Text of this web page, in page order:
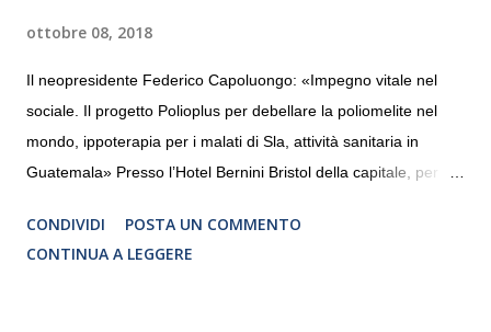
ottobre 08, 2018
Il neopresidente Federico Capoluongo: «Impegno vitale nel
sociale. Il progetto Polioplus per debellare la poliomelite nel
mondo, ippoterapia per i malati di Sla, attività sanitaria in
Guatemala» Presso l’Hotel Bernini Bristol della capitale, per la
programmazione del Rotary Club Roma Sud-Est che festeggia
i quaranta anni di attività. Un’occasione per raccontare al
CONDIVIDI
POSTA UN COMMENTO
CONTINUA A LEGGERE